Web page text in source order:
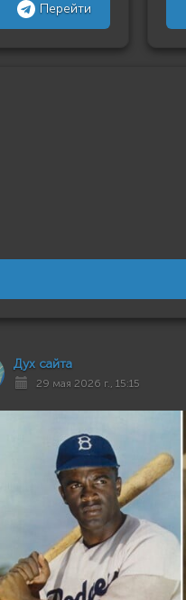
Перейти
Дух сайта
29 мая 2026 г., 15:15